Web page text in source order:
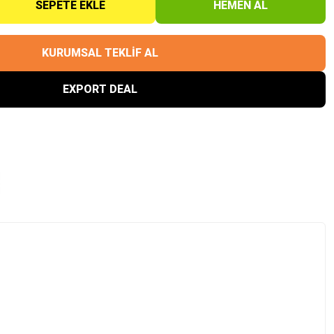
SEPETE EKLE HEMEN AL
KURUMSAL TEKLİF AL
EXPORT DEAL